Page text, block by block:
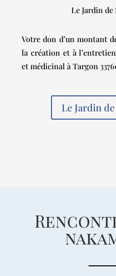
Le Jardin de
Votre don d’un montant
la création et à
et médicinal à Targon
Le Jardin